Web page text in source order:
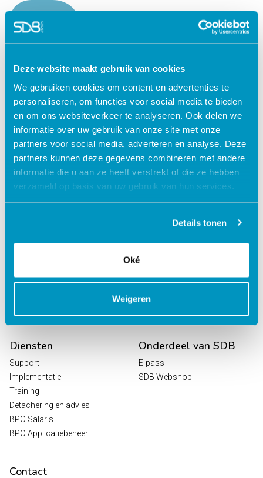
Deze website maakt gebruik van cookies
We gebruiken cookies om content en advertenties te
personaliseren, om functies voor social media te bieden
en om ons websiteverkeer te analyseren. Ook delen we
informatie over uw gebruik van onze site met onze
partners voor social media, adverteren en analyse. Deze
partners kunnen deze gegevens combineren met andere
informatie die u aan ze heeft verstrekt of die ze hebben
verzameld op basis van uw gebruik van hun services.
Details tonen
Oké
Weigeren
Oplossingen voor de
zorg
ECD Gehandicaptenzorg
ECD Ouderenzorg
ECD Jeugdzorg
EPD Geestelijke
gezondheidszorg
EPD Zelfstandig
Analytics
Oplossingen voor de
kinderopvang
Kind Informatie Systeem
Roosterplanning
Oudercommunicatie
HR / Salaris
Octopus
Diensten
Support
Implementatie
Training
Detachering en advies
BPO Salaris
BPO Applicatiebeheer
Onderdeel van SDB
E-pass
SDB Webshop
Contact